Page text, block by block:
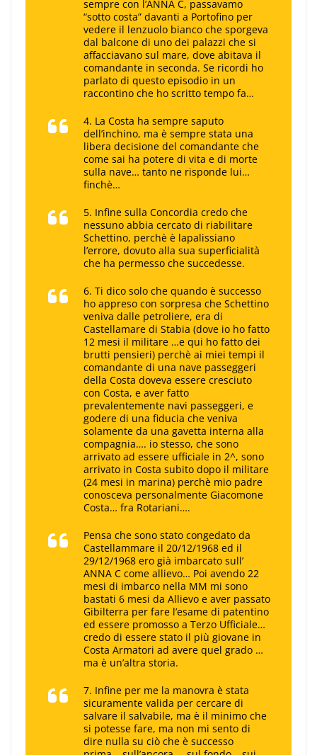
sempre con l’ANNA C, passavamo
“sotto costa” davanti a Portofino per
vedere il lenzuolo bianco che sporgeva
dal balcone di uno dei palazzi che si
affacciavano sul mare, dove abitava il
comandante in seconda. Se ricordi ho
parlato di questo episodio in un
raccontino che ho scritto tempo fa…
4. La Costa ha sempre saputo
dell’inchino, ma è sempre stata una
libera decisione del comandante che
come sai ha potere di vita e di morte
sulla nave… tanto ne risponde lui…
finchè…
5. Infine sulla Concordia credo che
nessuno abbia cercato di riabilitare
Schettino, perchè è lapalissiano
l’errore, dovuto alla sua superficialità
che ha permesso che succedesse.
6. Ti dico solo che quando è successo
ho appreso con sorpresa che Schettino
veniva dalle petroliere, era di
Castellamare di Stabia (dove io ho fatto
12 mesi il militare …e qui ho fatto dei
brutti pensieri) perchè ai miei tempi il
comandante di una nave passeggeri
della Costa doveva essere cresciuto
con Costa, e aver fatto
prevalentemente navi passeggeri, e
godere di una fiducia che veniva
solamente da una gavetta interna alla
compagnia…. io stesso, che sono
arrivato ad essere ufficiale in 2^, sono
arrivato in Costa subito dopo il militare
(24 mesi in marina) perchè mio padre
conosceva personalmente Giacomone
Costa… fra Rotariani….
Pensa che sono stato congedato da
Castellammare il 20/12/1968 ed il
29/12/1968 ero già imbarcato sull’
ANNA C come allievo… Poi avendo 22
mesi di imbarco nella MM mi sono
bastati 6 mesi da Allievo e aver passato
Gibilterra per fare l’esame di patentino
ed essere promosso a Terzo Ufficiale…
credo di essere stato il più giovane in
Costa Armatori ad avere quel grado …
ma è un’altra storia.
7. Infine per me la manovra è stata
sicuramente valida per cercare di
salvare il salvabile, ma è il minimo che
si potesse fare, ma non mi sento di
dire nulla su ciò che è successo